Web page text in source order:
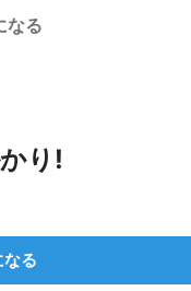
なる
掛かり!
なる